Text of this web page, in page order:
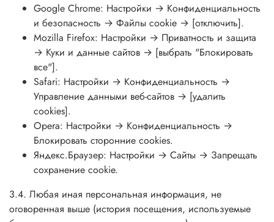
Google Chrome: Настройки → Конфиденциальность
и безопасность → Файлы cookie → [отключить].
Mozilla Firefox: Настройки → Приватность и защита
→ Куки и данные сайтов → [выбрать "Блокировать
все"].
Safari: Настройки → Конфиденциальность →
Управление данными веб-сайтов → [удалить
cookies].
Opera: Настройки → Конфиденциальность →
Блокировать сторонние cookies.
Яндекс.Браузер: Настройки → Сайты → Запрещать
сохранение cookie.
3.4. Любая иная персональная информация, не
оговоренная выше (история посещения, используемые